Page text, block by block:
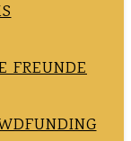
FREUNDE